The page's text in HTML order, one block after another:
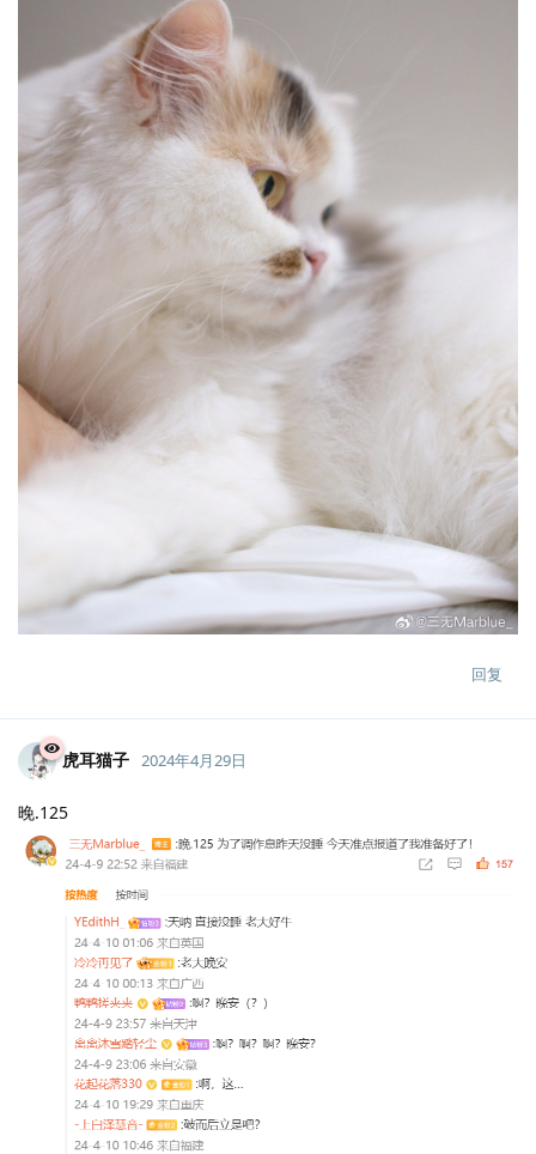
回复
虎耳猫子 2024年4月29日
晚.125